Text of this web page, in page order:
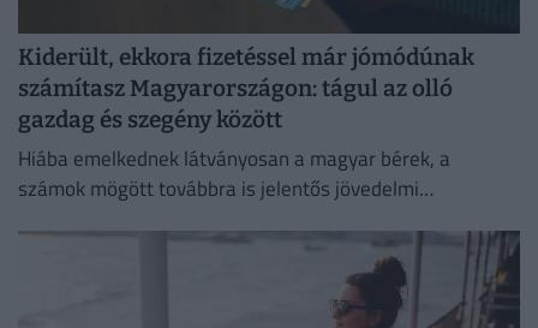
Kiderült, ekkora fizetéssel már jómódúnak
számítasz Magyarországon: tágul az olló
gazdag és szegény között
Hiába emelkednek látványosan a magyar bérek, a
számok mögött továbbra is jelentős jövedelmi